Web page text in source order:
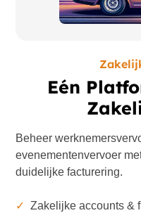
Eén
Beheer
evenementenvervoer
duidelijke facturering.
✓
Zakelijke accounts &